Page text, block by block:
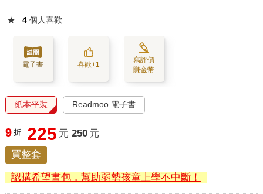
★ 4 個人喜歡
電子書 喜歡+1
寫評價
賺金幣
紙本平裝 Readmoo 電子書
9 折 225 元 250 元
買整套
認購希望書包，幫助弱勢孩童上學不中斷！